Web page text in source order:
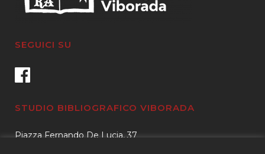
SEGUICI SU
STUDIO BIBLIOGRAFICO VIBORADA
Piazza Fernando De Lucia, 37